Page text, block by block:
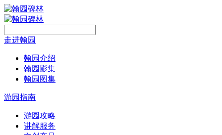
走进翰园
翰园介绍
翰园影集
翰园图集
游园指南
游园攻略
讲解服务